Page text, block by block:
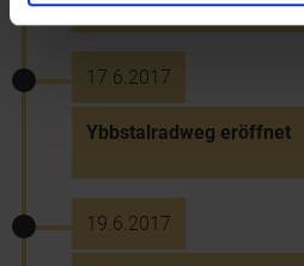
17.6.2017
Ybbstalradweg eröffnet
19.6.2017